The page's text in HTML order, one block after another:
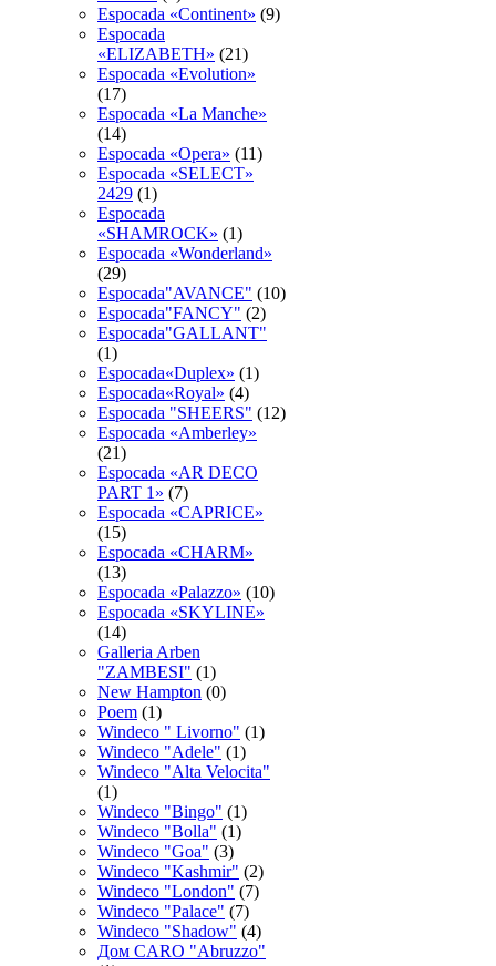
Espocada «Continent» (9)
Espocada
«ELIZABETH» (21)
Espocada «Evolution»
(17)
Espocada «La Manche»
(14)
Espocada «Opera» (11)
Espocada «SELECT»
2429 (1)
Espocada
«SHAMROCK» (1)
Espocada «Wonderland»
(29)
Espocada"AVANCE" (10)
Espocada"FANCY" (2)
Espocada"GALLANT"
(1)
Espocada«Duplex» (1)
Espocada«Royal» (4)
Espocadа "SHEERS" (12)
Espocadа «Amberley»
(21)
Espocadа «AR DECO
PART 1» (7)
Espocadа «CAPRICE»
(15)
Espocadа «CHARM»
(13)
Espocadа «Palazzo» (10)
Espocadа «SKYLINE»
(14)
Galleria Arben
"ZAMBESI" (1)
New Hampton (0)
Poem (1)
Windeco " Livorno" (1)
Windeco "Adele" (1)
Windeco "Alta Velocita"
(1)
Windeco "Bingo" (1)
Windeco "Bolla" (1)
Windeco "Goa" (3)
Windeco "Kashmir" (2)
Windeco "London" (7)
Windeco "Palace" (7)
Windeco "Shadow" (4)
Дом CARO "Abruzzo"